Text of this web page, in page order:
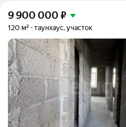
9 900 000 ₽
120 м² таунхаус, участок